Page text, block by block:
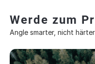
Werde zum
Angle smarter, nicht